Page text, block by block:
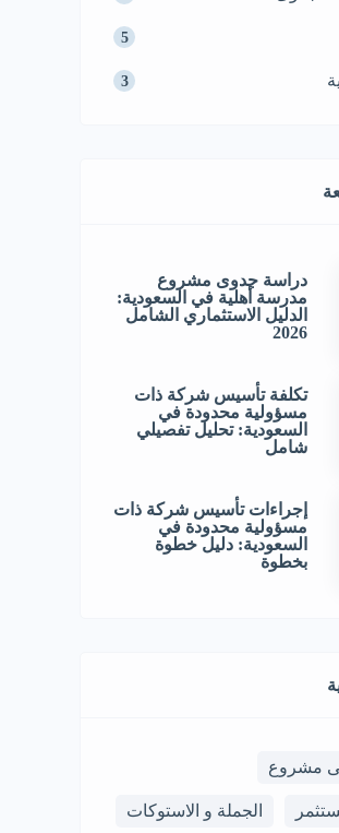
5
3
دراسة جدوى مشروع
مدرسة أهلية في السعودية:
الدليل الاستثماري الشامل
2026
تكلفة تأسيس شركة ذات
مسؤولية محدودة في
السعودية: تحليل تفصيلي
شامل
إجراءات تأسيس شركة ذات
مسؤولية محدودة في
السعودية: دليل خطوة
بخطوة
مشروع
الجملة و الاستوكات